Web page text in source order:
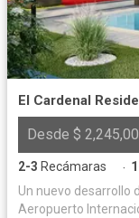
El Cardenal
Desde $
2-3 Recámaras ·
Un nuevo desarrollo
Aeropuerto